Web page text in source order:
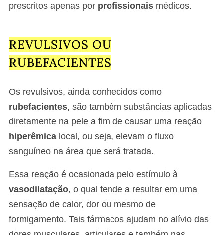
prescritos apenas por profissionais médicos.
REVULSIVOS OU
RUBEFACIENTES
Os revulsivos, ainda conhecidos como
rubefacientes, são também substâncias aplicadas
diretamente na pele a fim de causar uma reação
hiperêmica local, ou seja, elevam o fluxo
sanguíneo na área que será tratada.
Essa reação é ocasionada pelo estímulo à
vasodilatação, o qual tende a resultar em uma
sensação de calor, dor ou mesmo de
formigamento. Tais fármacos ajudam no alívio das